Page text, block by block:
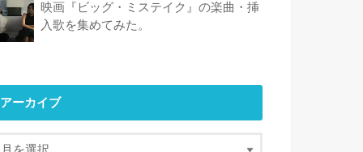
映画『ビッグ・ミステイク』の楽曲・挿
入歌を集めてみた。
アーカイブ